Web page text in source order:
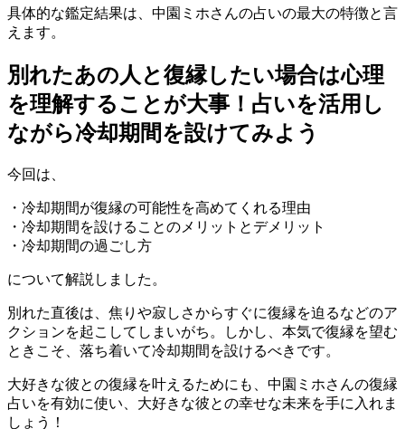
具体的な鑑定結果は、中園ミホさんの占いの最大の特徴と言
えます。
別れたあの人と復縁したい場合は心理
を理解することが大事！占いを活用し
ながら冷却期間を設けてみよう
今回は、
・冷却期間が復縁の可能性を高めてくれる理由
・冷却期間を設けることのメリットとデメリット
・冷却期間の過ごし方
について解説しました。
別れた直後は、焦りや寂しさからすぐに復縁を迫るなどのア
クションを起こしてしまいがち。しかし、本気で復縁を望む
ときこそ、落ち着いて冷却期間を設けるべきです。
大好きな彼との復縁を叶えるためにも、中園ミホさんの復縁
占いを有効に使い、大好きな彼との幸せな未来を手に入れま
しょう！